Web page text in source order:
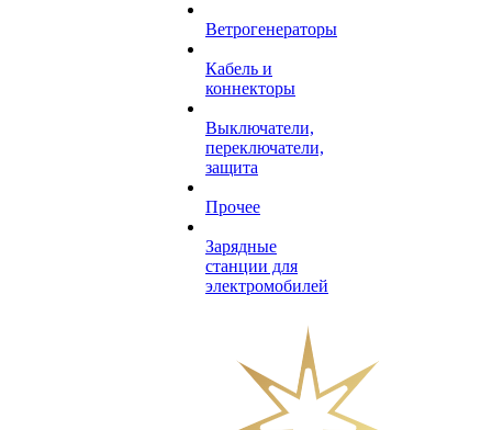
Ветрогенераторы
Кабель и
коннекторы
Выключатели,
переключатели,
защита
Прочее
Зарядные
станции для
электромобилей